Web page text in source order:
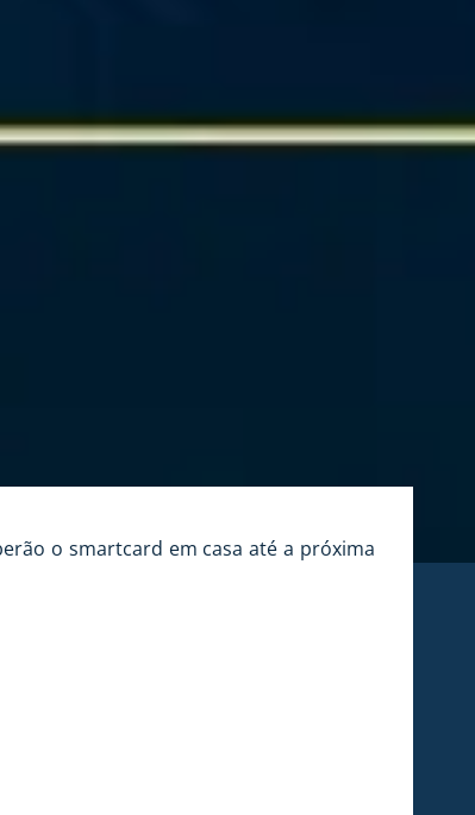
o smartcard em casa até a próxima